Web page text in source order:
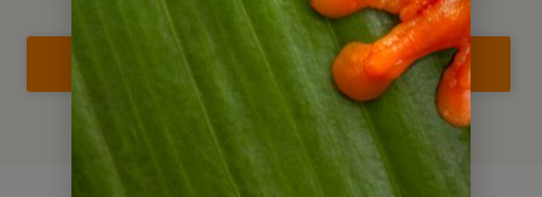
Reise jetzt anfragen